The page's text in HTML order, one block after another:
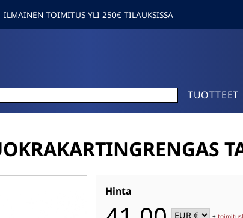
ILMAINEN TOIMITUS YLI 250€ TILAUKSISSA
TUOTTEET
Hinta
+